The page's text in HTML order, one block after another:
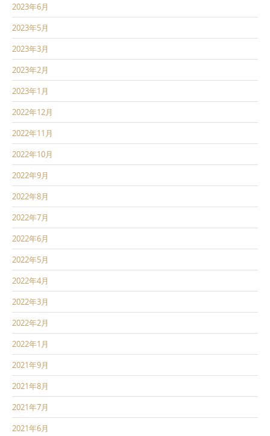
2023年6月
2023年5月
2023年3月
2023年2月
2023年1月
2022年12月
2022年11月
2022年10月
2022年9月
2022年8月
2022年7月
2022年6月
2022年5月
2022年4月
2022年3月
2022年2月
2022年1月
2021年9月
2021年8月
2021年7月
2021年6月